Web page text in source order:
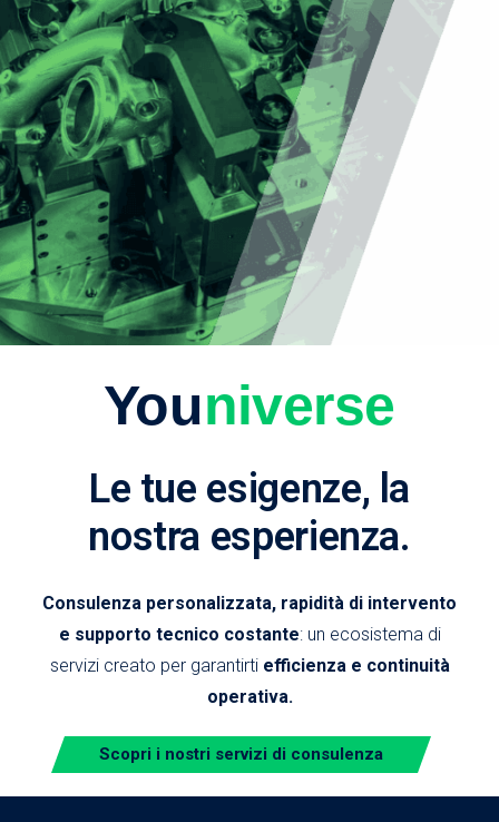
Youniverse
Le tue esigenze, la
nostra esperienza.
Consulenza personalizzata, rapidità di intervento
e supporto tecnico costante: un ecosistema di
servizi creato per garantirti efficienza e continuità
operativa.
Scopri i nostri servizi di consulenza